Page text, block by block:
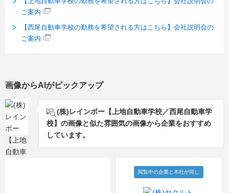
ご案内
【西尾自動車学校の勤務を希望される方はこちら】会社説明会の
ご案内
画像からAIがピックアップ
(株)レインボー【上地自動車学校／西尾自動車学
校】の画像と似た雰囲気の画像から企業をおすすめ
しています。
閲覧中の企業と本社が同じ